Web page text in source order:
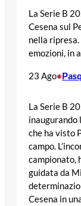
La Serie B
Cesena sul
nella
emozioni, in
23 Ago•
La Serie B
inaugurando
che ha visto
campo.
campionato,
guidata da
Cesena in